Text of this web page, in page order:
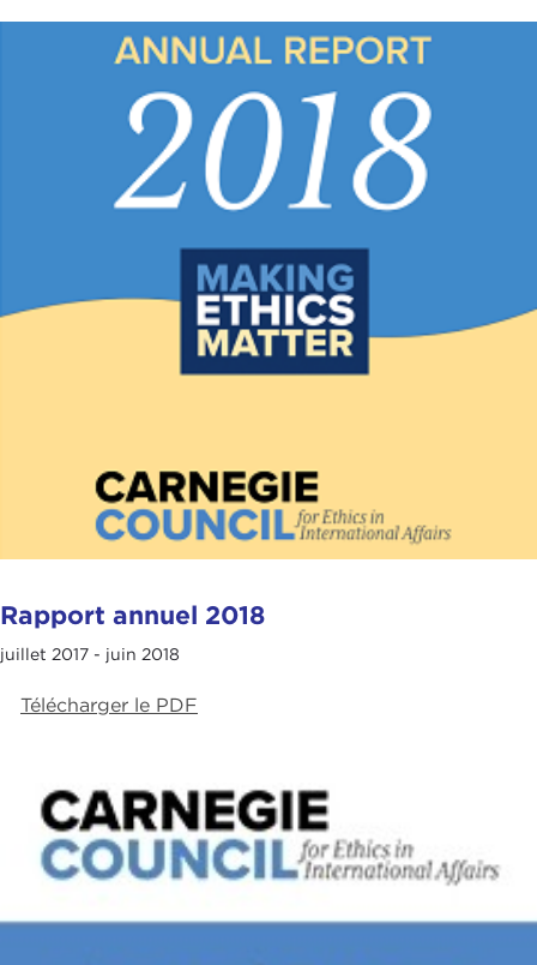
Rapport annuel 2018
juillet 2017 - juin 2018
Télécharger le PDF